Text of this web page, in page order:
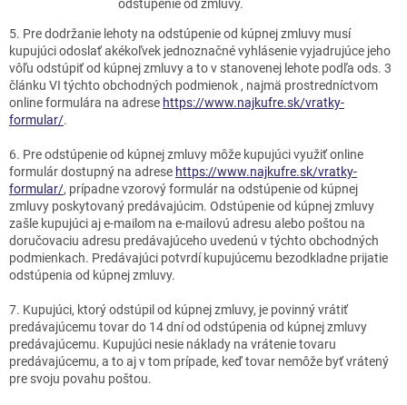
odstúpenie od zmluvy.
5. Pre dodržanie lehoty na odstúpenie od kúpnej zmluvy musí
kupujúci odoslať akékoľvek jednoznačné vyhlásenie vyjadrujúce jeho
vôľu odstúpiť od kúpnej zmluvy a to v stanovenej lehote podľa ods. 3
článku VI týchto obchodných podmienok, najmä prostredníctvom
online formulára na adrese https://www.najkufre.sk/vratky-
formular/.
6. Pre odstúpenie od kúpnej zmluvy môže kupujúci využiť online
formulár dostupný na adrese https://www.najkufre.sk/vratky-
formular/, prípadne vzorový formulár na odstúpenie od kúpnej
zmluvy poskytovaný predávajúcim. Odstúpenie od kúpnej zmluvy
zašle kupujúci aj e-mailom na e-mailovú adresu alebo poštou na
doručovaciu adresu predávajúceho uvedenú v týchto obchodných
podmienkach. Predávajúci potvrdí kupujúcemu bezodkladne prijatie
odstúpenia od kúpnej zmluvy.
7. Kupujúci, ktorý odstúpil od kúpnej zmluvy, je povinný vrátiť
predávajúcemu tovar do 14 dní od odstúpenia od kúpnej zmluvy
predávajúcemu. Kupujúci nesie náklady na vrátenie tovaru
predávajúcemu, a to aj v tom prípade, keď tovar nemôže byť vrátený
pre svoju povahu poštou.